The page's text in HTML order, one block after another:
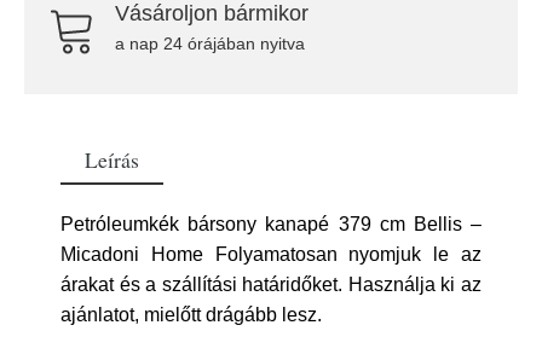
Vásároljon bármikor
a nap 24 órájában nyitva
Leírás
Petróleumkék bársony kanapé 379 cm Bellis –
Micadoni Home Folyamatosan nyomjuk le az
árakat és a szállítási határidőket. Használja ki az
ajánlatot, mielőtt drágább lesz.